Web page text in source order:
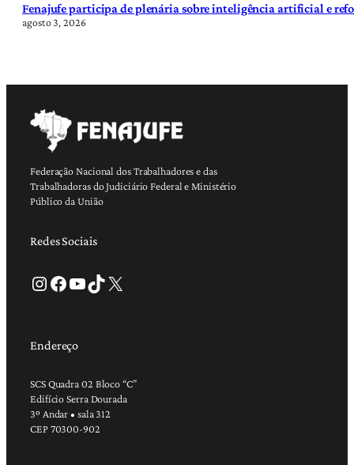
Fenajufe participa de plenária sobre inteligência artificial e
agosto 3, 2026
Federação Nacional dos Trabalhadores e das
Trabalhadoras do Judiciário Federal e Ministério
Público da União
Redes Sociais
Instagram Facebook Youtube TikTok X
Endereço
SCS Quadra 02 Bloco “C”
Edifício Serra Dourada
3º Andar • sala 312
CEP 70300-902